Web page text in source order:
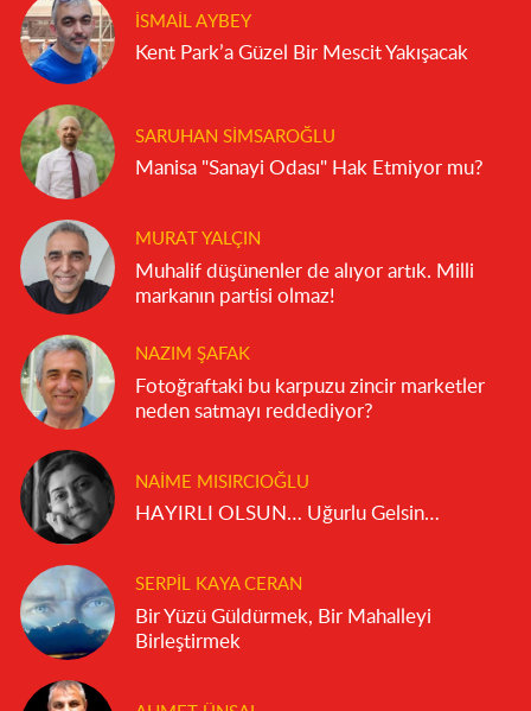
İSMAIL AYBEY
Kent Park’a Güzel Bir Mescit Yakışacak
SARUHAN SIMSAROĞLU
Manisa "Sanayi Odası" Hak Etmiyor mu?
MURAT YALÇIN
Muhalif düşünenler de alıyor artık. Milli
markanın partisi olmaz!
NAZIM ŞAFAK
Fotoğraftaki bu karpuzu zincir marketler
neden satmayı reddediyor?
NAIME MISIRCIOĞLU
HAYIRLI OLSUN… Uğurlu Gelsin…
SERPIL KAYA CERAN
Bir Yüzü Güldürmek, Bir Mahalleyi
Birleştirmek